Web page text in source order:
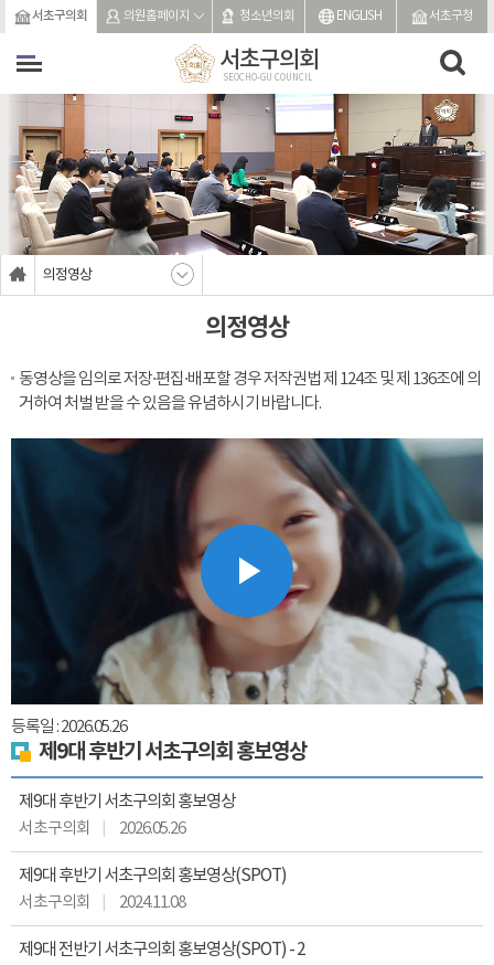
본문바로가기
서초구의회 의원홈페이지 청소년의회 ENGLISH 서초구청
서초구의회
SEOCHO-GU COUNCIL
의정영상
의정영상
동영상을 임의로 저장·편집·배포할 경우 저작권법 제 124조 및 제 136조에 의
거하여 처벌 받을 수 있음을 유념하시기 바랍니다.
Play
Video
등록일 : 2026.05.26
제9대 후반기 서초구의회 홍보영상
제9대 후반기 서초구의회 홍보영상
서초구의회
2026.05.26
제9대 후반기 서초구의회 홍보영상(SPOT)
서초구의회
2024.11.08
제9대 전반기 서초구의회 홍보영상(SPOT) - 2